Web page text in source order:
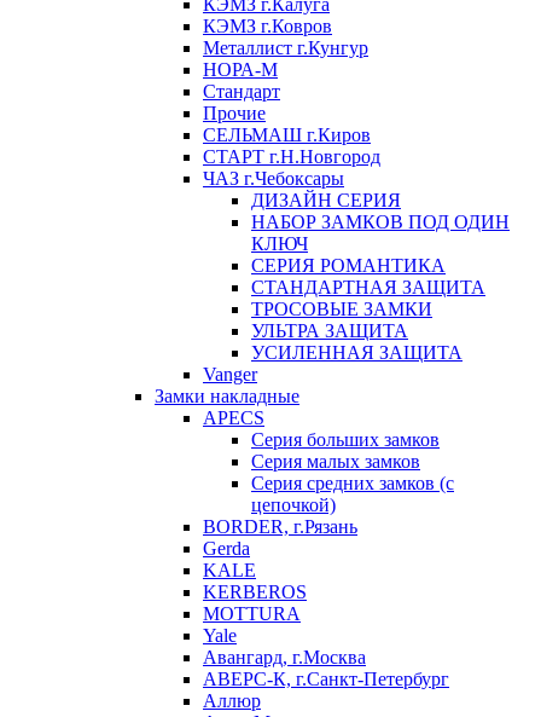
КЭМЗ г.Калуга
КЭМЗ г.Ковров
Металлист г.Кунгур
НОРА-М
Стандарт
Прочие
СЕЛЬМАШ г.Киров
СТАРТ г.Н.Новгород
ЧАЗ г.Чебоксары
ДИЗАЙН СЕРИЯ
НАБОР ЗАМКОВ ПОД ОДИН
КЛЮЧ
СЕРИЯ РОМАНТИКА
СТАНДАРТНАЯ ЗАЩИТА
ТРОСОВЫЕ ЗАМКИ
УЛЬТРА ЗАЩИТА
УСИЛЕННАЯ ЗАЩИТА
Vanger
Замки накладные
APECS
Серия больших замков
Серия малых замков
Серия средних замков (с
цепочкой)
BORDER, г.Рязань
Gerda
KALE
KERBEROS
MOTTURA
Yale
Авангард, г.Москва
АВЕРС-К, г.Санкт-Петербург
Аллюр